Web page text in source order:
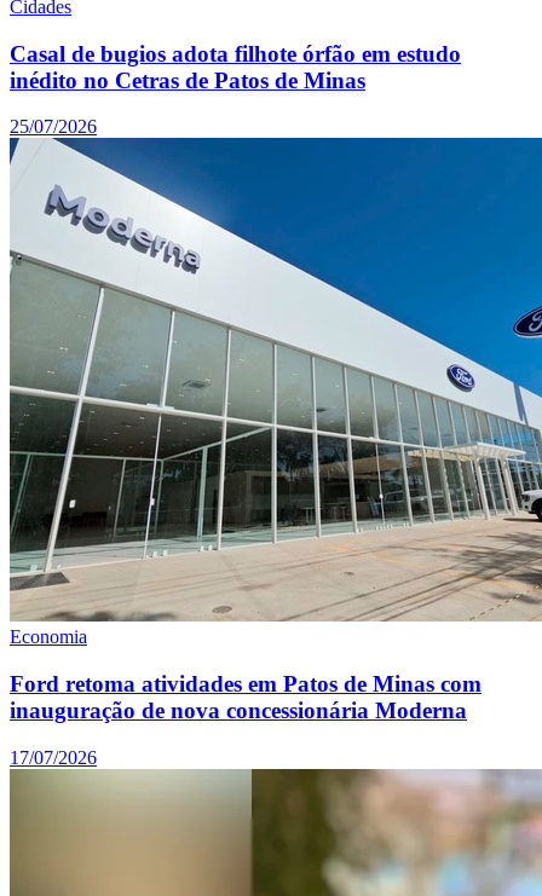
Cidades
Casal de bugios adota filhote órfão em estudo
inédito no Cetras de Patos de Minas
25/07/2026
Economia
Ford retoma atividades em Patos de Minas com
inauguração de nova concessionária Moderna
17/07/2026